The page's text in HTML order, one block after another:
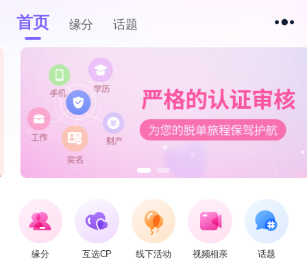
首页 缘分 话题
缘分 互选CP 线下活动 视频相亲 话题